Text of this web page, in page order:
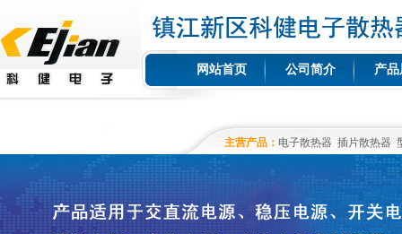
网站首页 公司简介 产品
主营产品： 电子散热器 插片散热器